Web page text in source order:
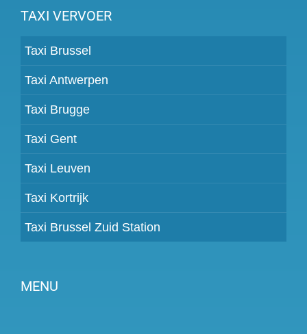
TAXI VERVOER
Taxi Brussel
Taxi Antwerpen
Taxi Brugge
Taxi Gent
Taxi Leuven
Taxi Kortrijk
Taxi Brussel Zuid Station
MENU